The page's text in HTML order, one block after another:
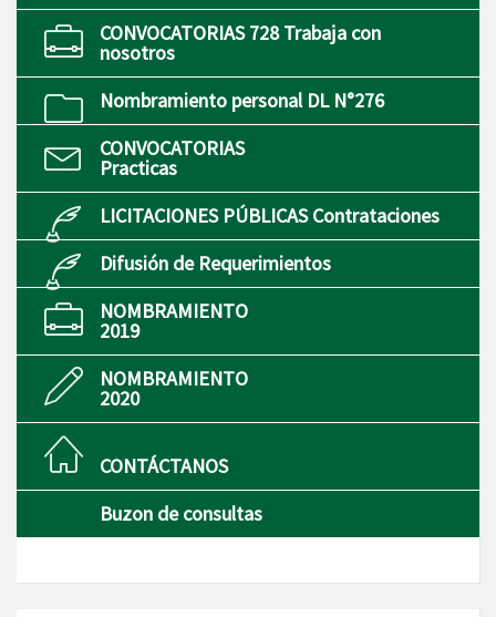
CONVOCATORIAS 728 Trabaja con
nosotros
Nombramiento personal DL N°276
CONVOCATORIAS
Practicas
LICITACIONES PÚBLICAS Contrataciones
Difusión de Requerimientos
NOMBRAMIENTO
2019
NOMBRAMIENTO
2020
CONTÁCTANOS
Buzon de consultas